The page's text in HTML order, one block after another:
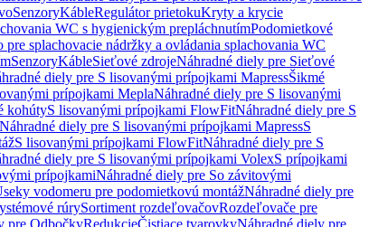
SenzoryKábleRegulátor prietokuKryty a krycie
WC s hygienickým prepláchnutímPodomietkové
pre splachovacie nádržky a ovládania splachovania WC
SenzoryKábleSieťové zdrojeNáhradné diely pre Sieťové
diely pre S lisovanými prípojkami MapressŠikmé
prípojkami MeplaNáhradné diely pre S lisovanými
kohútyS lisovanými prípojkami FlowFitNáhradné diely pre S
Náhradné diely pre S lisovanými prípojkami MapressS
S lisovanými prípojkami FlowFitNáhradné diely pre S
diely pre S lisovanými prípojkami VolexS prípojkami
prípojkamiNáhradné diely pre So závitovými
vodomeru pre podomietkovú montážNáhradné diely pre
rúrySortiment rozdeľovačovRozdeľovače pre
pre OdbočkyRedukcieČistiace tvarovkyNáhradné diely pre